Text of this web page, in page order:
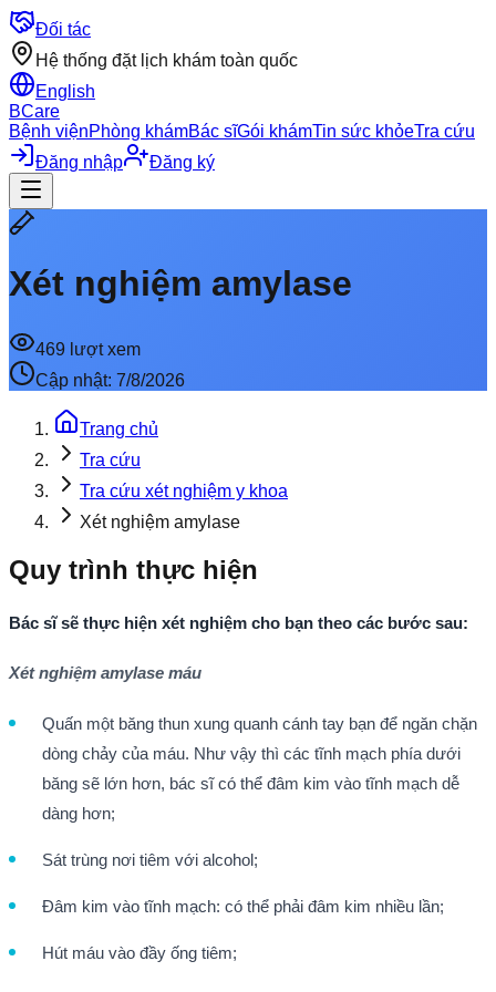
Đối tác
Hệ thống đặt lịch khám toàn quốc
English
BCare
Bệnh việnPhòng khámBác sĩGói khámTin sức khỏeTra cứu
Đăng nhập
Đăng ký
Xét nghiệm amylase
469 lượt xem
Cập nhật: 7/8/2026
Trang chủ
Tra cứu
Tra cứu xét nghiệm y khoa
Xét nghiệm amylase
Quy trình thực hiện
Bác sĩ sẽ thực hiện xét nghiệm cho bạn theo các bước sau:
Xét nghiệm amylase máu
Quấn một băng thun xung quanh cánh tay bạn để ngăn chặn
dòng chảy của máu. Như vậy thì các tĩnh mạch phía dưới
băng sẽ lớn hơn, bác sĩ có thể đâm kim vào tĩnh mạch dễ
dàng hơn;
Sát trùng nơi tiêm với alcohol;
Đâm kim vào tĩnh mạch: có thể phải đâm kim nhiều lần;
Hút máu vào đầy ống tiêm;